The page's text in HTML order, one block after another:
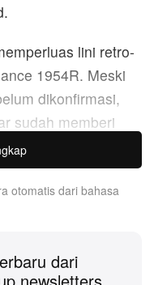
lini retro-
1954R. Meski
dikonfirmasi,
sudah memberi
ini dalam
dan hitam.
abu-abu tonal
otomatis dari bahasa
dari